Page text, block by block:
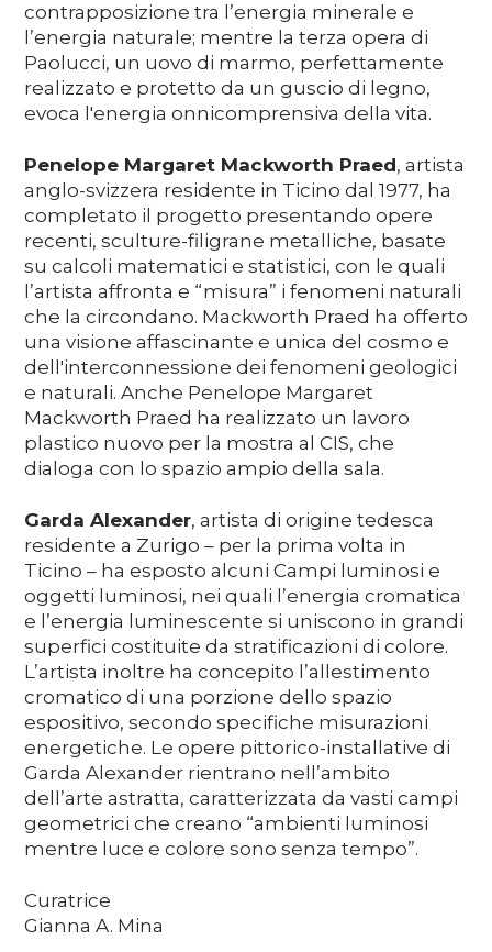
contrapposizione tra l’energia minerale e
l’energia naturale; mentre la terza opera di
Paolucci, un uovo di marmo, perfettamente
realizzato e protetto da un guscio di legno,
evoca l'energia onnicomprensiva della vita.
Penelope Margaret Mackworth Praed, artista
anglo-svizzera residente in Ticino dal 1977, ha
completato il progetto presentando opere
recenti, sculture-filigrane metalliche, basate
su calcoli matematici e statistici, con le quali
l’artista affronta e “misura” i fenomeni naturali
che la circondano. Mackworth Praed ha offerto
una visione affascinante e unica del cosmo e
dell'interconnessione dei fenomeni geologici
e naturali. Anche Penelope Margaret
Mackworth Praed ha realizzato un lavoro
plastico nuovo per la mostra al CIS, che
dialoga con lo spazio ampio della sala.
Garda Alexander, artista di origine tedesca
residente a Zurigo – per la prima volta in
Ticino – ha esposto alcuni Campi luminosi e
oggetti luminosi, nei quali l’energia cromatica
e l’energia luminescente si uniscono in grandi
superfici costituite da stratificazioni di colore.
L’artista inoltre ha concepito l’allestimento
cromatico di una porzione dello spazio
espositivo, secondo specifiche misurazioni
energetiche. Le opere pittorico-installative di
Garda Alexander rientrano nell’ambito
dell’arte astratta, caratterizzata da vasti campi
geometrici che creano “ambienti luminosi
mentre luce e colore sono senza tempo”.
Curatrice
Gianna A. Mina